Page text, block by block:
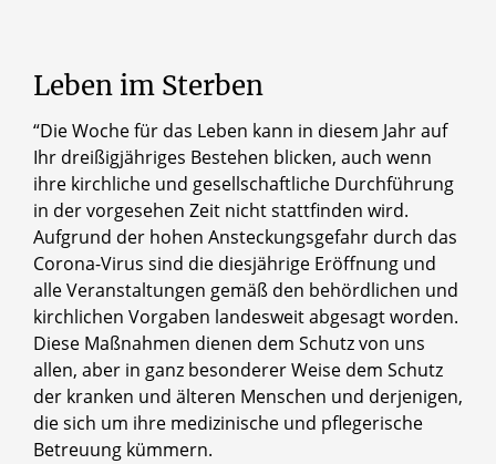
Leben im Sterben
“Die Woche für das Leben kann in diesem Jahr auf
Ihr dreißigjähriges Bestehen blicken, auch wenn
ihre kirchliche und gesellschaftliche Durchführung
in der vorgesehen Zeit nicht stattfinden wird.
Aufgrund der hohen Ansteckungsgefahr durch das
Corona-Virus sind die diesjährige Eröffnung und
alle Veranstaltungen gemäß den behördlichen und
kirchlichen Vorgaben landesweit abgesagt worden.
Diese Maßnahmen dienen dem Schutz von uns
allen, aber in ganz besonderer Weise dem Schutz
der kranken und älteren Menschen und derjenigen,
die sich um ihre medizinische und pflegerische
Betreuung kümmern.